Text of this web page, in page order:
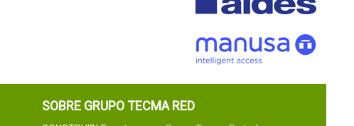
SOBRE GRUPO TECMA RED